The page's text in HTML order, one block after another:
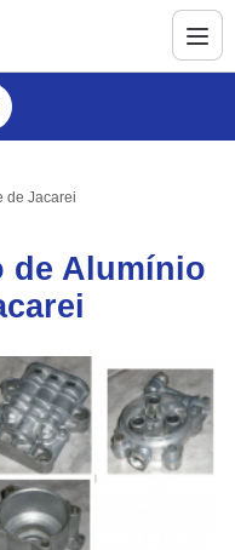
de Jacarei
de Alumínio